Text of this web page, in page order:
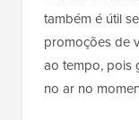
também é útil
promoções de
ao tempo, pois
no ar no